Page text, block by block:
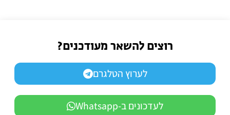
רוצים להשאר מעודכנים?
לערוץ הטלגרם
לעדכונים ב-Whatsapp